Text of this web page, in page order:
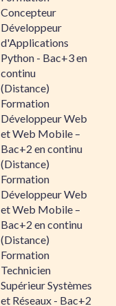
Concepteur
Développeur
d'Applications
Python - Bac+3 en
continu
(Distance)
Formation
Développeur Web
et Web Mobile –
Bac+2 en continu
(Distance)
Formation
Développeur Web
et Web Mobile –
Bac+2 en continu
(Distance)
Formation
Technicien
Supérieur Systèmes
et Réseaux - Bac+2